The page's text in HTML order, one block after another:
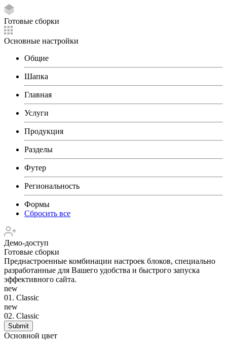
Готовые сборки
Основные настройки
Общие
Шапка
Главная
Услуги
Продукция
Разделы
Футер
Региональность
Формы
Сбросить все
Демо-доступ
Готовые сборки
Преднастроенные комбинации настроек блоков, специально
разработанные для Вашего удобства и быстрого запуска
эффективного сайта.
new
01. Classic
new
02. Classic
Основной цвет